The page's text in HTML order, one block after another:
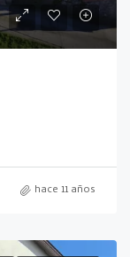
hace 11 años